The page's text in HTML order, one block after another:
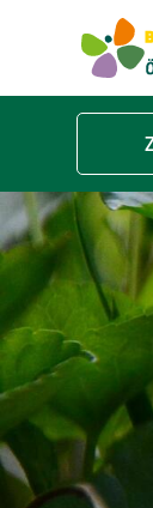
Image